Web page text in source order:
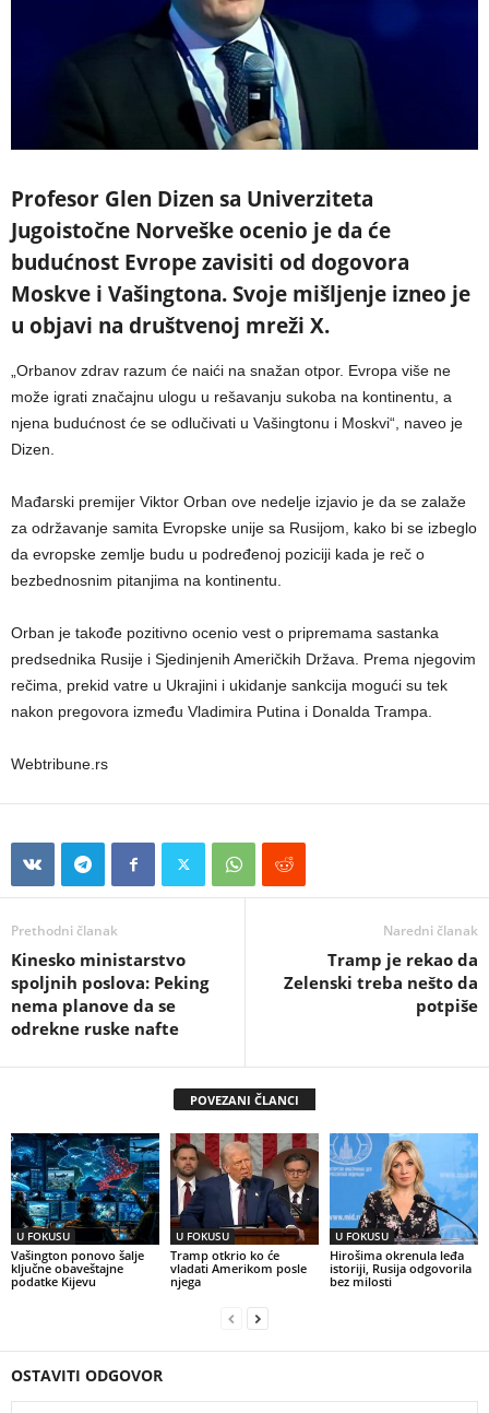
Profesor Glen Dizen sa Univerziteta
Jugoistočne Norveške ocenio je da će
budućnost Evrope zavisiti od dogovora
Moskve i Vašingtona. Svoje mišljenje izneo je
u objavi na društvenoj mreži X.
„Orbanov zdrav razum će naići na snažan otpor. Evropa više ne
može igrati značajnu ulogu u rešavanju sukoba na kontinentu, a
njena budućnost će se odlučivati u Vašingtonu i Moskvi“, naveo je
Dizen.
Mađarski premijer Viktor Orban ove nedelje izjavio je da se zalaže
za održavanje samita Evropske unije sa Rusijom, kako bi se izbeglo
da evropske zemlje budu u podređenoj poziciji kada je reč o
bezbednosnim pitanjima na kontinentu.
Orban je takođe pozitivno ocenio vest o pripremama sastanka
predsednika Rusije i Sjedinjenih Američkih Država. Prema njegovim
rečima, prekid vatre u Ukrajini i ukidanje sankcija mogući su tek
nakon pregovora između Vladimira Putina i Donalda Trampa.
Webtribune.rs
Prethodni članak
Kinesko ministarstvo
spoljnih poslova: Peking
nema planove da se
odrekne ruske nafte
Naredni članak
Tramp je rekao da
Zelenski treba nešto da
potpiše
POVEZANI ČLANCI
U FOKUSU
Vašington ponovo šalje
ključne obaveštajne
podatke Kijevu
U FOKUSU
Tramp otkrio ko će
vladati Amerikom posle
njega
U FOKUSU
Hirošima okrenula leđa
istoriji, Rusija odgovorila
bez milosti
OSTAVITI ODGOVOR